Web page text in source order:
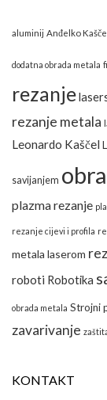
aluminij Anđelko Kaščel
dodatna obrada metala
rezanje
rezanje metala
Leonardo Kaščel
savijanjem
plazma rezanje
rezanje cijevi i profila
metala laserom
roboti Robotika
obrada metala Strojni
zavarivanje
KONTAKT